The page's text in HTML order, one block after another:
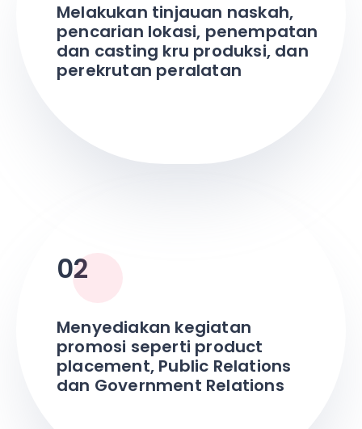
Melakukan tinjauan naskah,
pencarian lokasi, penempatan
dan casting kru produksi, dan
perekrutan peralatan
02
Menyediakan kegiatan
promosi seperti product
placement, Public Relations
dan Government Relations